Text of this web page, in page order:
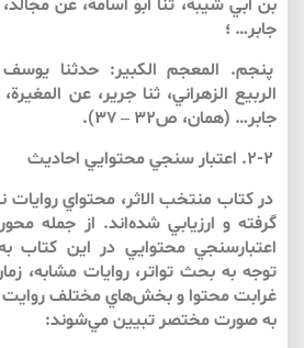
بن أبي شيبة، ثنا أبو اسامة، عن
جابر… ؛
پنجم. المعجم الكبير: حدثنا يوسف
الربيع الزهراني، ثنا جرير، عن
جابر… (همان، ص۳۲ – ۳۷).
۲-۲. اعتبار سنجي محتوايي احاديث
در كتاب منتخب الاثر، محتواي روايات
گرفته و ارزيابي شده‌اند. از جمله
اعتبارسنجي محتوايي در اين كتاب
توجه به بحث تواتر، روايات مشابه،
غرابت محتوا و بخش‌‌هاي مختلف روايت
به صورت مختصر تبيين مي‌‌شوند: